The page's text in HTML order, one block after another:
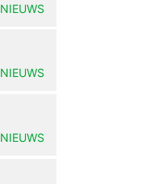
NIEUWS
NIEUWS
NIEUWS